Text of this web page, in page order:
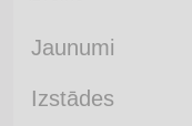
Jaunumi
Izstādes